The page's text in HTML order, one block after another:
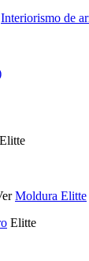
Interiorismo de
Moldura Elitte
Elitte